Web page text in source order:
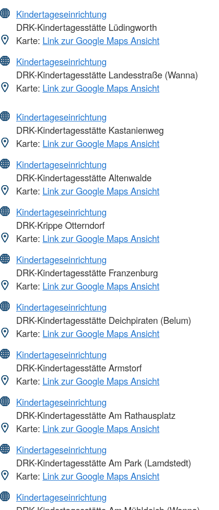
Kindertageseinrichtung
DRK-Kindertagesstätte Lüdingworth
Karte: Link zur Google Maps Ansicht
Kindertageseinrichtung
DRK-Kindertagesstätte Landesstraße (Wanna)
Karte: Link zur Google Maps Ansicht
Kindertageseinrichtung
DRK-Kindertagesstätte Kastanienweg
Karte: Link zur Google Maps Ansicht
Kindertageseinrichtung
DRK-Kindertagesstätte Altenwalde
Karte: Link zur Google Maps Ansicht
Kindertageseinrichtung
DRK-Krippe Otterndorf
Karte: Link zur Google Maps Ansicht
Kindertageseinrichtung
DRK-Kindertagesstätte Franzenburg
Karte: Link zur Google Maps Ansicht
Kindertageseinrichtung
DRK-Kindertagesstätte Deichpiraten (Belum)
Karte: Link zur Google Maps Ansicht
Kindertageseinrichtung
DRK-Kindertagesstätte Armstorf
Karte: Link zur Google Maps Ansicht
Kindertageseinrichtung
DRK-Kindertagesstätte Am Rathausplatz
Karte: Link zur Google Maps Ansicht
Kindertageseinrichtung
DRK-Kindertagesstätte Am Park (Lamdstedt)
Karte: Link zur Google Maps Ansicht
Kindertageseinrichtung